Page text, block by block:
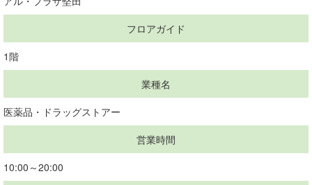
フロアガイド
1階
業種名
医薬品・ドラッグストアー
営業時間
10:00～20:00